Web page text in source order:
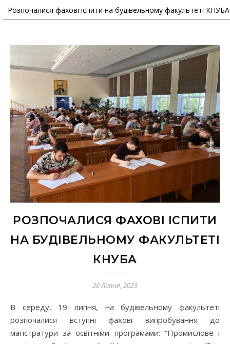
Розпочалися фахові іспити на будівельному факультеті КНУБА
РОЗПОЧАЛИСЯ ФАХОВІ ІСПИТИ
НА БУДІВЕЛЬНОМУ ФАКУЛЬТЕТІ
КНУБА
20 Липня, 2023
В середу, 19 липня, на будівельному факультеті
розпочалися вступні фахові випробування до
магістратури за освітніми програмами: “Промислове і